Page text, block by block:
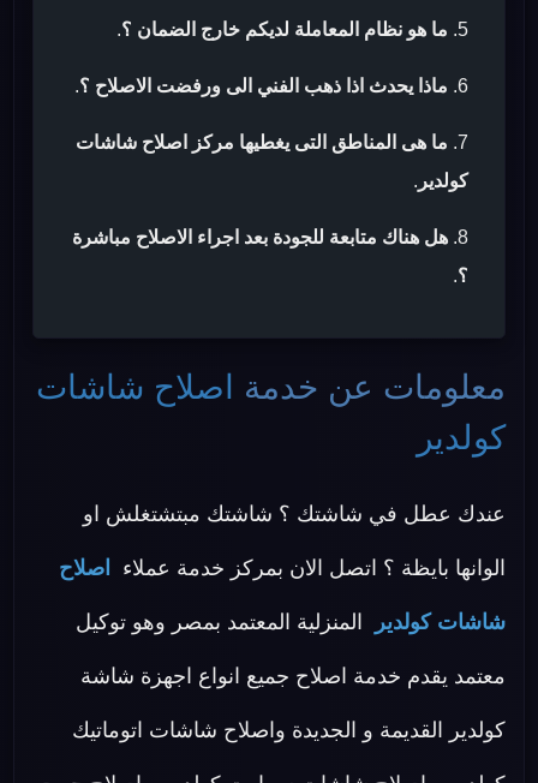
ما هو نظام المعاملة لديكم خارج الضمان ؟.
ماذا يحدث اذا ذهب الفني الى ورفضت الاصلاح ؟.
ما هى المناطق التى يغطيها مركز اصلاح شاشات
كولدير .
هل هناك متابعة للجودة بعد اجراء الاصلاح مباشرة
؟.
معلومات عن خدمة
اصلاح شاشات
كولدير
عندك عطل في شاشتك ؟ شاشتك مبتشتغلش او
الوانها بايظة ؟ اتصل الان بمركز خدمة عملاء اصلاح
شاشات كولدير المنزلية المعتمد بمصر وهو توكيل
معتمد يقدم خدمة اصلاح جميع انواع اجهزة شاشة
كولدير القديمة و الجديدة واصلاح شاشات اتوماتيك